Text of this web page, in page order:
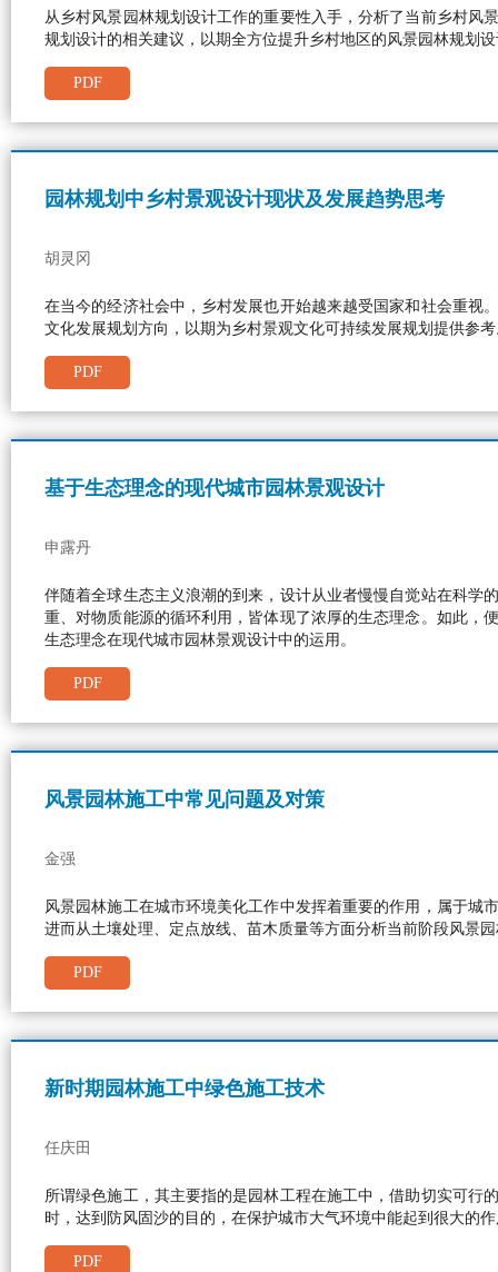
从乡村风景园林规划设计工作的重要性入手，分析了当前乡村风
规划设计的相关建议，以期全方位提升乡村地区的风景园林规划
PDF
园林规划中乡村景观设计现状及发展趋势思考
胡灵冈
在当今的经济社会中，乡村发展也开始越来越受国家和社会重视
文化发展规划方向，以期为乡村景观文化可持续发展规划提供参
PDF
基于生态理念的现代城市园林景观设计
申露丹
伴随着全球生态主义浪潮的到来，设计从业者慢慢自觉站在科学
重、对物质能源的循环利用，皆体现了浓厚的生态理念。如此，
生态理念在现代城市园林景观设计中的运用。
PDF
风景园林施工中常见问题及对策
金强
风景园林施工在城市环境美化工作中发挥着重要的作用，属于城
进而从土壤处理、定点放线、苗木质量等方面分析当前阶段风景
PDF
新时期园林施工中绿色施工技术
任庆田
所谓绿色施工，其主要指的是园林工程在施工中，借助切实可行
时，达到防风固沙的目的，在保护城市大气环境中能起到很大的
PDF